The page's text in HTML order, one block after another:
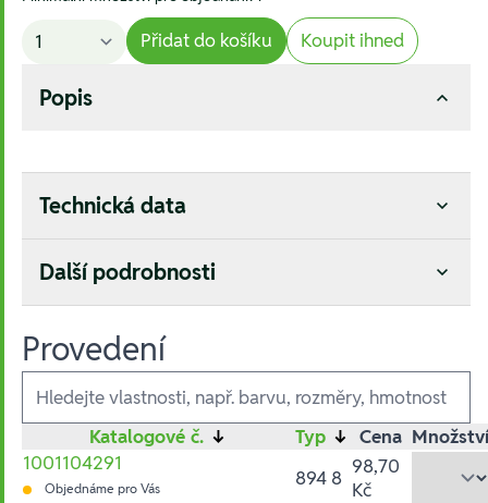
Přidat do košíku Koupit ihned
Popis
Technická data
Další podrobnosti
Provedení
Ausführungen
Katalogové č. ↓ Typ ↓ Cena
1001104291
Objednáme pro Vás 894 8 98,70
Kč